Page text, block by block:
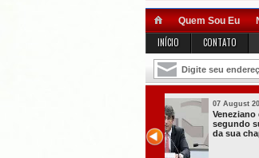
Quem Sou Eu
INÍCIO CONTATO
história e consolida